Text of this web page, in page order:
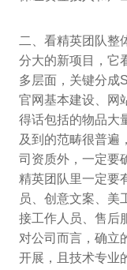
二、看精英团队整
分大的新项目，它
多层面，关键分成
官网基本建设、网
得话包括的物品大
及到的范畴很普遍
司资质外，一定要
精英团队里一定要
员、创意文案、美
接工作人员、售后
对公司而言，确立
开展，且技术专业